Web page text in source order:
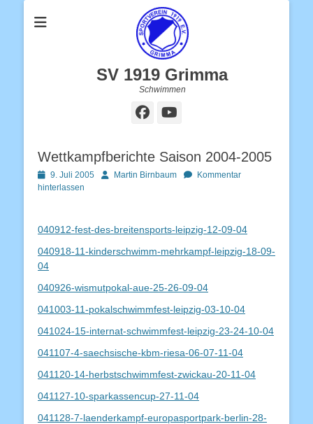
SV 1919 Grimma
Schwimmen
Facebook
Wettkampfberichte Saison 2004-2005
Posted
on
9. Juli 2005 AutorMartin Birnbaum
Kommentar
hinterlassen
040912-fest-des-breitensports-leipzig-12-09-04
040918-11-kinderschwimm-mehrkampf-leipzig-18-09-
04
040926-wismutpokal-aue-25-26-09-04
041003-11-pokalschwimmfest-leipzig-03-10-04
041024-15-internat-schwimmfest-leipzig-23-24-10-04
041107-4-saechsische-kbm-riesa-06-07-11-04
041120-14-herbstschwimmfest-zwickau-20-11-04
041127-10-sparkassencup-27-11-04
041128-7-laenderkampf-europasportpark-berlin-28-